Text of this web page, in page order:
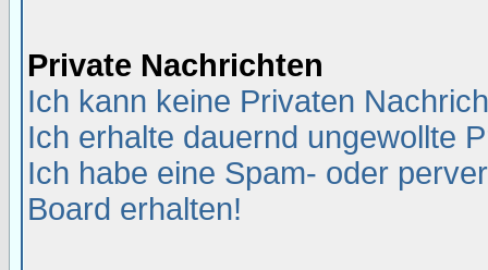
Private Nachrichten
Ich kann keine Privaten
Ich erhalte dauernd ungewollte
Ich habe eine Spam- oder
Board erhalten!